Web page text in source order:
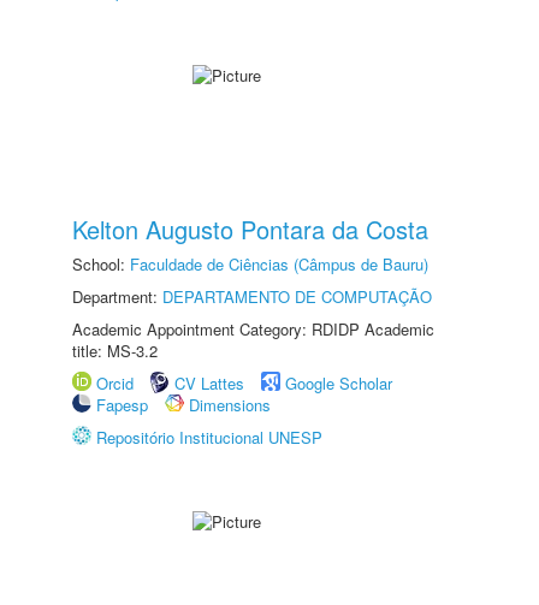
Kelton Augusto Pontara da Costa
School: Faculdade de Ciências (Câmpus de Bauru)
Department: DEPARTAMENTO DE COMPUTAÇÃO
Academic Appointment Category: RDIDP Academic
title: MS-3.2
Orcid
CV Lattes
Google Scholar
Fapesp
Dimensions
Repositório Institucional UNESP